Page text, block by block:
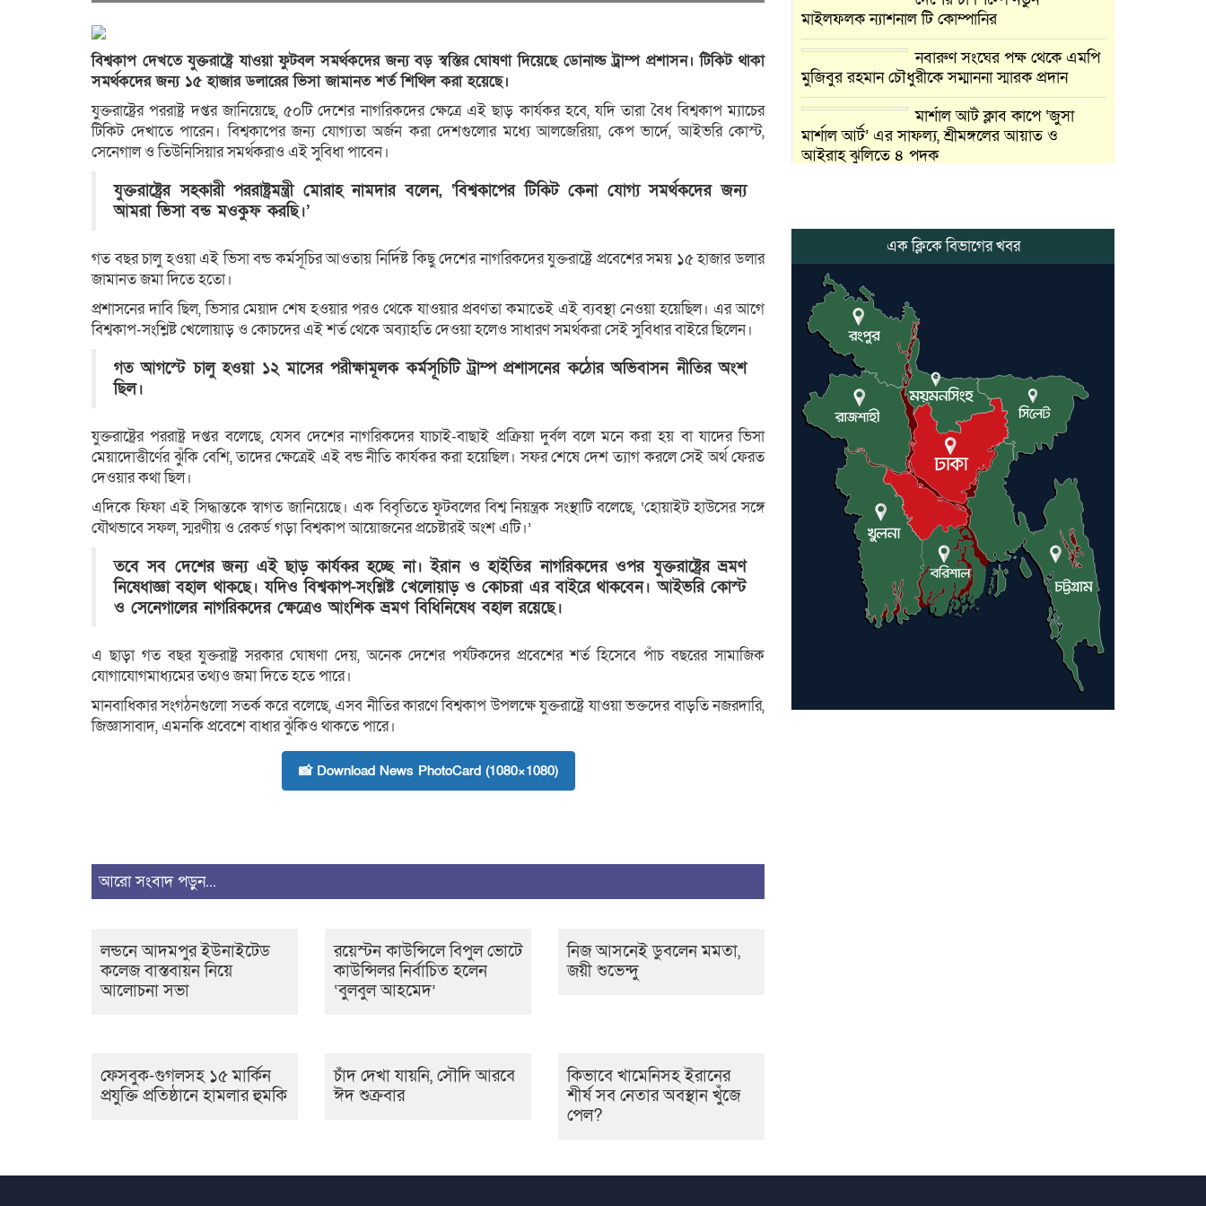
বিশ্বকাপ দেখতে যুক্তরাষ্ট্রে যাওয়া ফুটবল সমর্থকদের জন্য বড় স্বস্তির ঘোষণা দিয়েছে ডোনাল্ড ট্রাম্প প্রশাসন। টিকিট থাকা
সমর্থকদের জন্য ১৫ হাজার ডলারের ভিসা জামানত শর্ত শিথিল করা হয়েছে।
যুক্তরাষ্ট্রের পররাষ্ট্র দপ্তর জানিয়েছে, ৫০টি দেশের নাগরিকদের ক্ষেত্রে এই ছাড় কার্যকর হবে, যদি তারা বৈধ বিশ্বকাপ ম্যাচের
টিকিট দেখাতে পারেন। বিশ্বকাপের জন্য যোগ্যতা অর্জন করা দেশগুলোর মধ্যে আলজেরিয়া, কেপ ভার্দে, আইভরি কোস্ট,
সেনেগাল ও তিউনিসিয়ার সমর্থকরাও এই সুবিধা পাবেন।
যুক্তরাষ্ট্রের সহকারী পররাষ্ট্রমন্ত্রী মোরাহ নামদার বলেন, ‘বিশ্বকাপের টিকিট কেনা যোগ্য সমর্থকদের জন্য
আমরা ভিসা বন্ড মওকুফ করছি।’
গত বছর চালু হওয়া এই ভিসা বন্ড কর্মসূচির আওতায় নির্দিষ্ট কিছু দেশের নাগরিকদের যুক্তরাষ্ট্রে প্রবেশের সময় ১৫ হাজার ডলার
জামানত জমা দিতে হতো।
প্রশাসনের দাবি ছিল, ভিসার মেয়াদ শেষ হওয়ার পরও থেকে যাওয়ার প্রবণতা কমাতেই এই ব্যবস্থা নেওয়া হয়েছিল। এর আগে
বিশ্বকাপ-সংশ্লিষ্ট খেলোয়াড় ও কোচদের এই শর্ত থেকে অব্যাহতি দেওয়া হলেও সাধারণ সমর্থকরা সেই সুবিধার বাইরে ছিলেন।
গত আগস্টে চালু হওয়া ১২ মাসের পরীক্ষামূলক কর্মসূচিটি ট্রাম্প প্রশাসনের কঠোর অভিবাসন নীতির অংশ
ছিল।
যুক্তরাষ্ট্রের পররাষ্ট্র দপ্তর বলেছে, যেসব দেশের নাগরিকদের যাচাই-বাছাই প্রক্রিয়া দুর্বল বলে মনে করা হয় বা যাদের ভিসা
মেয়াদোত্তীর্ণের ঝুঁকি বেশি, তাদের ক্ষেত্রেই এই বন্ড নীতি কার্যকর করা হয়েছিল। সফর শেষে দেশ ত্যাগ করলে সেই অর্থ ফেরত
দেওয়ার কথা ছিল।
এদিকে ফিফা এই সিদ্ধান্তকে স্বাগত জানিয়েছে। এক বিবৃতিতে ফুটবলের বিশ্ব নিয়ন্ত্রক সংস্থাটি বলেছে, ‘হোয়াইট হাউসের সঙ্গে
যৌথভাবে সফল, স্মরণীয় ও রেকর্ড গড়া বিশ্বকাপ আয়োজনের প্রচেষ্টারই অংশ এটি।’
তবে সব দেশের জন্য এই ছাড় কার্যকর হচ্ছে না। ইরান ও হাইতির নাগরিকদের ওপর যুক্তরাষ্ট্রের ভ্রমণ
নিষেধাজ্ঞা বহাল থাকছে। যদিও বিশ্বকাপ-সংশ্লিষ্ট খেলোয়াড় ও কোচরা এর বাইরে থাকবেন। আইভরি কোস্ট
ও সেনেগালের নাগরিকদের ক্ষেত্রেও আংশিক ভ্রমণ বিধিনিষেধ বহাল রয়েছে।
এ ছাড়া গত বছর যুক্তরাষ্ট্র সরকার ঘোষণা দেয়, অনেক দেশের পর্যটকদের প্রবেশের শর্ত হিসেবে পাঁচ বছরের সামাজিক
যোগাযোগমাধ্যমের তথ্যও জমা দিতে হতে পারে।
মানবাধিকার সংগঠনগুলো সতর্ক করে বলেছে, এসব নীতির কারণে বিশ্বকাপ উপলক্ষে যুক্তরাষ্ট্রে যাওয়া ভক্তদের বাড়তি নজরদারি,
জিজ্ঞাসাবাদ, এমনকি প্রবেশে বাধার ঝুঁকিও থাকতে পারে।
📸 Download News PhotoCard (1080×1080)
আরো সংবাদ পড়ুন...
লন্ডনে আদমপুর ইউনাইটেড
কলেজ বাস্তবায়ন নিয়ে
আলোচনা সভা
রয়েস্টন কাউন্সিলে বিপুল ভোটে
কাউন্সিলর নির্বাচিত হলেন
‘বুলবুল আহমেদ’
নিজ আসনেই ডুবলেন মমতা,
জয়ী শুভেন্দু
ফেসবুক-গুগলসহ ১৫ মার্কিন
প্রযুক্তি প্রতিষ্ঠানে হামলার হুমকি
চাঁদ দেখা যায়নি, সৌদি আরবে
ঈদ শুক্রবার
কিভাবে খামেনিসহ ইরানের
শীর্ষ সব নেতার অবস্থান খুঁজে
পেল?
মাইলফলক ন্যাশনাল টি কোম্পানির
নবারুণ সংঘের পক্ষ থেকে এমপি
মুজিবুর রহমান চৌধুরীকে সম্মাননা স্মারক প্রদান
মার্শাল আর্ট ক্লাব কাপে ‘জুসা
মার্শাল আর্ট’ এর সাফল্য, শ্রীমঙ্গলের আয়াত ও
আইরাহ ঝুলিতে ৪ পদক
হকের মৃত্যুতে,এলাকায় শোকের
ছায়া
আটকে হয়রানির অভিযোগ,
বিএনপির সাবেক সভাপতির
কমলগঞ্জে ডোবা থেকে অজ্ঞাত
ব্যক্তির গলিত মরদেহ উদ্ধার
লন্ডনে আদমপুর ইউনাইটেড
কলেজ বাস্তবায়ন নিয়ে আলোচনা সভা
আন্তর্জাতিক মানবাধিকার
সম্মেলনে বিশেষ সম্মাননা পেলেন
ফারুক খাঁন, শ্রীমঙ্গলে সংবর্ধনা
এক ক্লিকে বিভাগের খবর